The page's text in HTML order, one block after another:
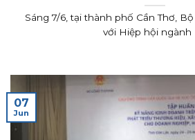
Sáng 7/6, tại thành phố Cần Thơ,
với Hiệp hội ngành
07
Jun